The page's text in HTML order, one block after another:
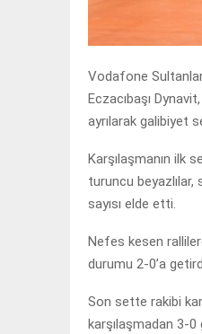
Vodafone
Eczacıbaşı
ayrılarak galibiyet
Karşılaşmanın ilk
turuncu beyazlılar,
sayısı elde etti.
Nefes kesen
durumu 2-0’a
Son sette rakibi
karşılaşmadan 3-0